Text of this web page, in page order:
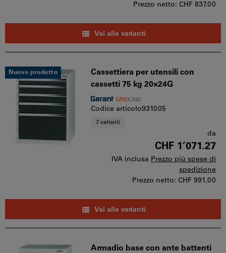
Prezzo netto: CHF 837.00
Vai alle varianti
Nuovo prodotto
Cassettiera per utensili con
cassetti 75 kg 20×24G
Codice articolo931005
7 varianti
da
CHF 1’071.27
IVA inclusa Prezzo più spese di
spedizione
Prezzo netto: CHF 991.00
Vai alle varianti
Armadio base con ante battenti